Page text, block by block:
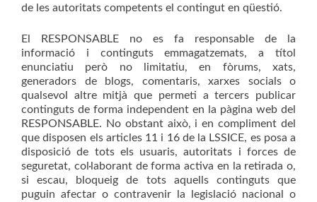
de les autoritats competents el contingut en qüestió.
El RESPONSABLE no es fa responsable de la
informació i continguts emmagatzemats, a títol
enunciatiu però no limitatiu, en fòrums, xats,
generadors de blogs, comentaris, xarxes socials o
qualsevol altre mitjà que permeti a tercers publicar
continguts de forma independent en la pàgina web del
RESPONSABLE. No obstant això, i en compliment del
que disposen els articles 11 i 16 de la LSSICE, es posa a
disposició de tots els usuaris, autoritats i forces de
seguretat, col·laborant de forma activa en la retirada o,
si escau, bloqueig de tots aquells continguts que
puguin afectar o contravenir la legislació nacional o